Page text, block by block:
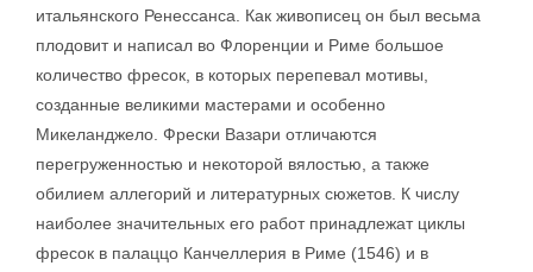
итальянского Ренессанса. Как живописец он был весьма
плодовит и написал во Флоренции и Риме большое
количество фресок, в которых перепевал мотивы,
созданные великими мастерами и особенно
Микеланджело. Фрески Вазари отличаются
перегруженностью и некоторой вялостью, а также
обилием аллегорий и литературных сюжетов. К числу
наиболее значительных его работ принадлежат циклы
фресок в палаццо Канчеллерия в Риме (1546) и в